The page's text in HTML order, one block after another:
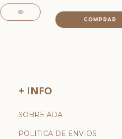
+ INFO
SOBRE ADA
POLITICA DE ENVIOS